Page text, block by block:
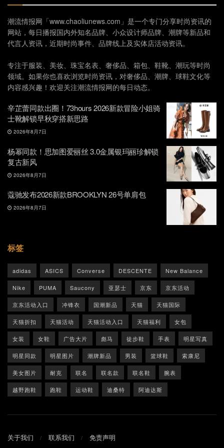
潮流情报网「www.chaoliunews.com」是一个专门分享时尚资讯的
网站，每日播报国内外知名品牌、小众设计师品牌、潮牌等新品和
代言人资讯，近期时尚事件、品牌线上及实体店活动资讯。
专注于服装、美妆、珠宝名表、奢侈品、箱包、鞋靴、潮玩等时尚
领域。如果你也喜欢浏览时尚资讯，对奢侈品、潮牌、球鞋文化等
内容感兴趣！欢迎关注潮流情报网的每日动态。
辛芷蕾同款出圈！73hours 2026新款冒险小姐骑
士靴解锁早秋穿搭新思路
2026年8月7日
杨幂同款！思加图爱丽丝 3.0金属银玛丽珍解锁
复古新风
2026年8月7日
蔻驰发布2026新款BROOKLYN 26号单肩包
2026年8月7日
标签
adidas ASICS Converse DESCENTE New Balance
Nike PUMA Saucony 亚瑟士 京东 京东活动
京东活动入口 冲锋衣 国潮新品 天猫 天猫国际
天猫折扣 天猫活动 天猫活动入口 天猫福利 女包
女装 女鞋 广告大片 彪马 徒步鞋 手表 明星写真
明星同款 明星图片 潮牌新品 男装 篮球鞋 索康尼
美女图片 耐克 联名 联名款 联名鞋 腕表
越野跑鞋 跑鞋 运动鞋 迪桑特 阿迪达斯
关于我们 联系我们 免责声明